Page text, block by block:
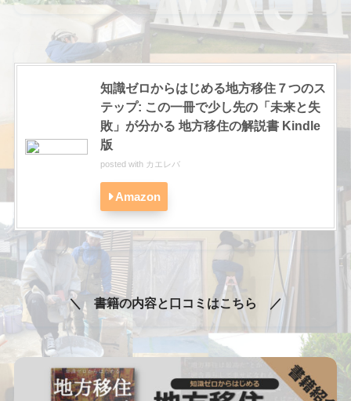
知識ゼロからはじめる地方移住７つのス
テップ: この一冊で少し先の「未来と失
敗」が分かる 地方移住の解説書 Kindle
版
posted with カエレバ
Amazon
＼ 書籍の内容と口コミはこちら ／